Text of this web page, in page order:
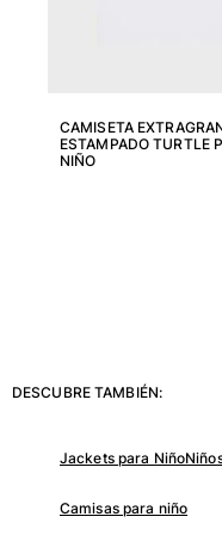
Bolsos y bolsas
Pañuelos de
CAMISETA
ESTAMPADO TURTLE
NIÑO
DESCUBRE TAMBIÉN:
Jackets para Niño
Camisas para niño